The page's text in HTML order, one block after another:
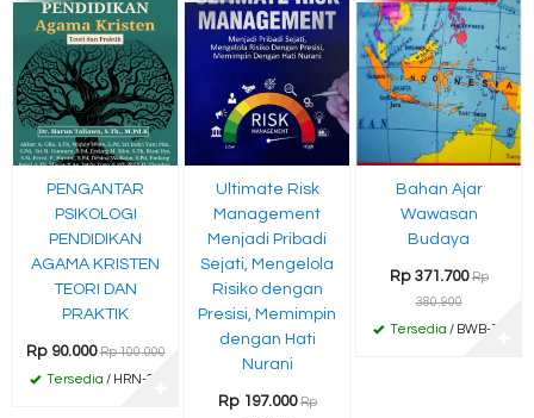
PENGANTAR
PSIKOLOGI
PENDIDIKAN
AGAMA KRISTEN
TEORI DAN
PRAKTIK
Rp 90.000 Rp 100.000
Tersedia / HRN-38
Ultimate Risk
Management
Menjadi Pribadi
Sejati, Mengelola
Risiko dengan
Presisi, Memimpin
dengan Hati
Nurani
Rp 197.000 Rp
Bahan Ajar
Wawasan
Budaya
Rp 371.700 Rp
380.900
Tersedia / BWB-76